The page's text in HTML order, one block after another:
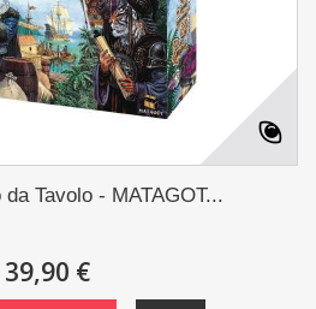
Tavolo - MATAGOT...
39,90 €